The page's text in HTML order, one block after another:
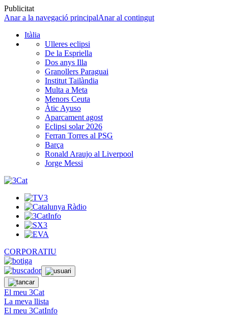
Publicitat
Anar a la navegació principalAnar al contingut
Itàlia
Ulleres eclipsi
De la Espriella
Dos anys Illa
Granollers Paraguai
Institut Tailàndia
Multa a Meta
Menors Ceuta
Àtic Ayuso
Aparcament agost
Eclipsi solar 2026
Ferran Torres al PSG
Barça
Ronald Araujo al Liverpool
Jorge Messi
CORPORATIU
El meu 3Cat
La meva llista
El meu 3CatInfo